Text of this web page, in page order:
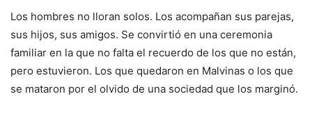
Los hombres no lloran solos. Los acompañan sus parejas,
sus hijos, sus amigos. Se convirtió en una ceremonia
familiar en la que no falta el recuerdo de los que no están,
pero estuvieron. Los que quedaron en Malvinas o los que
se mataron por el olvido de una sociedad que los marginó.